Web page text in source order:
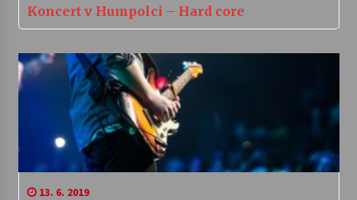
Koncert v Humpolci – Hard core
13. 6. 2019